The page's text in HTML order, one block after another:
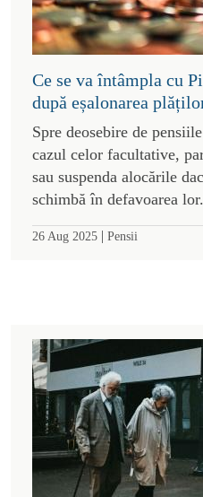
Ce se va întâmpla cu
după eșalonarea
Spre deosebire de
cazul celor facultative,
sau suspenda alocările
schimbă în defavoarea lor.
26 Aug 2025 | Pensii